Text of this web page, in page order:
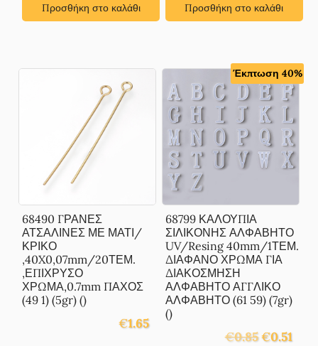
Προσθήκη στο καλάθι Προσθήκη στο καλάθι
68490 ΓΡΑΝΕΣ
ΑΤΣΑΛΙΝΕΣ ΜΕ ΜΑΤΙ/
ΚΡΙΚΟ
,40X0,07mm/20ΤΕΜ.
,ΕΠΙΧΡΥΣΟ
ΧΡΩΜΑ,0.7mm ΠΑΧΟΣ
(49 1) (5gr) ()
€1.65
Έκπτωση 40%
68799 ΚΑΛΟΥΠΙΑ
ΣΙΛΙΚΟΝΗΣ ΑΛΦΑΒΗΤΟ
UV/Resing 40mm/1ΤΕΜ.
ΔΙΑΦΑΝΟ ΧΡΩΜΑ ΓΙΑ
ΔΙΑΚΟΣΜΗΣΗ
ΑΛΦΑΒΗΤΟ ΑΓΓΛΙΚΟ
ΑΛΦΑΒΗΤΟ (61 59) (7gr)
()
€0.85 Original
€0.51Η